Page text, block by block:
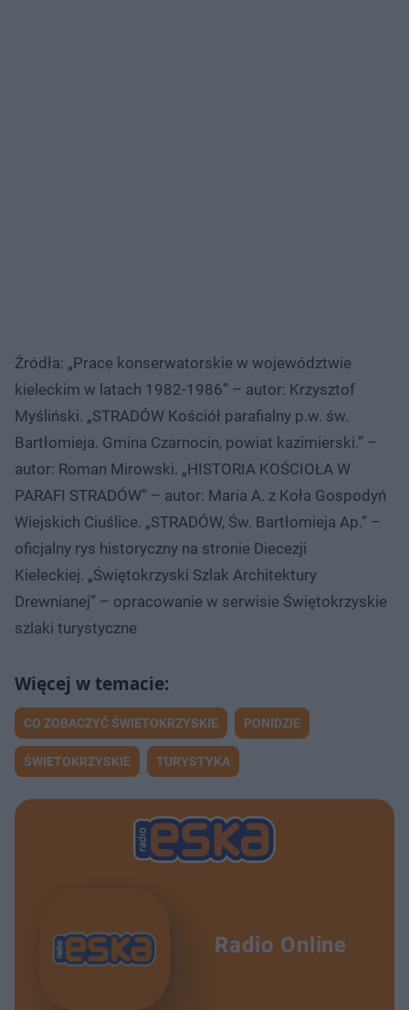
Źródła: „Prace konserwatorskie w województwie
kieleckim w latach 1982-1986” – autor: Krzysztof
Myśliński. „STRADÓW Kościół parafialny p.w. św.
Bartłomieja. Gmina Czarnocin, powiat kazimierski.” –
autor: Roman Mirowski. „HISTORIA KOŚCIOŁA W
PARAFI STRADÓW” – autor: Maria A. z Koła Gospodyń
Wiejskich Ciuślice. „STRADÓW, Św. Bartłomieja Ap.” –
oficjalny rys historyczny na stronie Diecezji
Kieleckiej. „Świętokrzyski Szlak Architektury
Drewnianej” – opracowanie w serwisie Świętokrzyskie
szlaki turystyczne
CO ZOBACZYĆ ŚWIETOKRZYSKIE PONIDZIE
ŚWIETOKRZYSKIE TURYSTYKA
Radio Online